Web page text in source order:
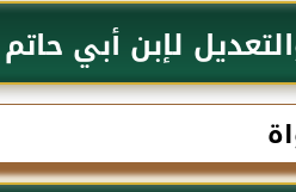
لإبن أبي حاتم